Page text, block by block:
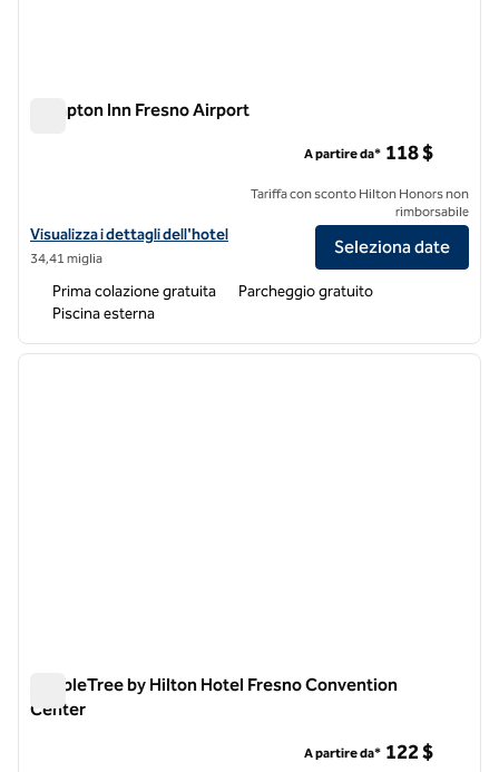
Hampton Inn Fresno Airport
Visualizza i dettagli dell'hotel per l'Hampton Inn Fresno Airport
Visualizza i dettagli dell'hotel
34,41 miglia
A partire da* 118 $
Tariffa con sconto Hilton Honors non
rimborsabile
Seleziona date
Prima colazione gratuita
Parcheggio gratuito
Piscina esterna
1 di 12
DoubleTree by Hilton Hotel Fresno Convention
Center
A partire da* 122 $